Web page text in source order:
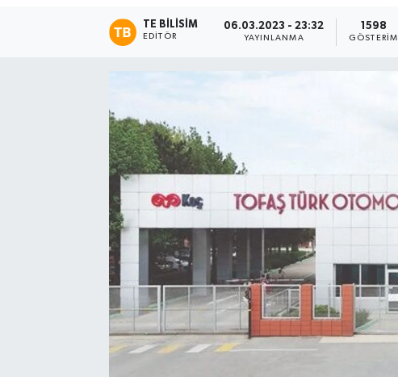
TE BILISIM
EDITÖR
06.03.2023 - 23:32
YAYINLANMA
1598
GÖSTERIM